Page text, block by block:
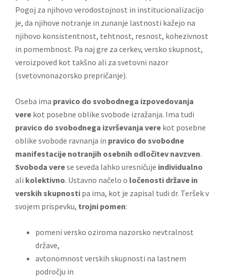
Pogoj za njihovo verodostojnost in institucionalizacijo
je, da njihove notranje in zunanje lastnosti kažejo na
njihovo konsistentnost, tehtnost, resnost, kohezivnost
in pomembnost. Pa naj gre za cerkev, versko skupnost,
veroizpoved kot takšno ali za svetovni nazor
(svetovnonazorsko prepričanje).
Oseba ima pravico do svobodnega izpovedovanja
vere kot posebne oblike svobode izražanja. Ima tudi
pravico do svobodnega izvrševanja vere kot posebne
oblike svobode ravnanja in pravico do svobodne
manifestacije notranjih osebnih odločitev navzven.
Svoboda verese seveda lahko uresničuje individualno
ali kolektivno. Ustavno načelo o ločenosti države in
verskih skupnosti pa ima, kot je zapisal tudi dr. Teršek v
svojem prispevku, trojni pomen:
pomeni versko oziroma nazorsko nevtralnost
države,
avtonomnost verskih skupnosti na lastnem
področju in